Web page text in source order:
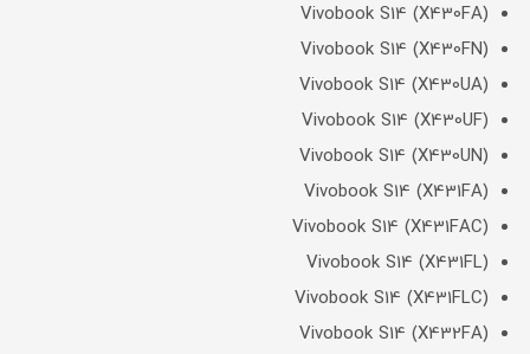
Vivobook S14 (X430FA)
Vivobook S14 (X430FN)
Vivobook S14 (X430UA)
Vivobook S14 (X430UF)
Vivobook S14 (X430UN)
Vivobook S14 (X431FA)
Vivobook S14 (X431FAC)
Vivobook S14 (X431FL)
Vivobook S14 (X431FLC)
Vivobook S14 (X432FA)